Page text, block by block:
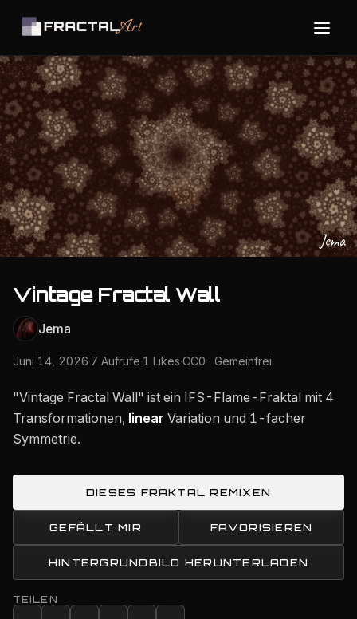
Jema
Vintage Fractal Wall
Jema
Juni 14, 2026·7 Aufrufe·1 Likes·CC0 · Gemeinfrei
"Vintage Fractal Wall" ist ein IFS-Flame-Fraktal mit 4
Transformationen, linear Variation und 1-facher
Symmetrie.
DIESES FRAKTAL REMIXEN
GEFÄLLT MIR FAVORISIEREN
HINTERGRUNDBILD HERUNTERLADEN
TEILEN